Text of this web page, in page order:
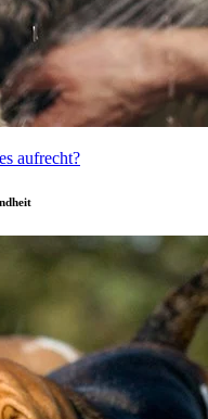
aufrecht?